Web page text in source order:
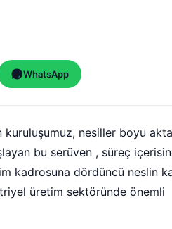
WhatsApp
nesiller boyu
bu serüven , süreç
kadrosuna dördüncü neslin
üretim sektöründe önemli